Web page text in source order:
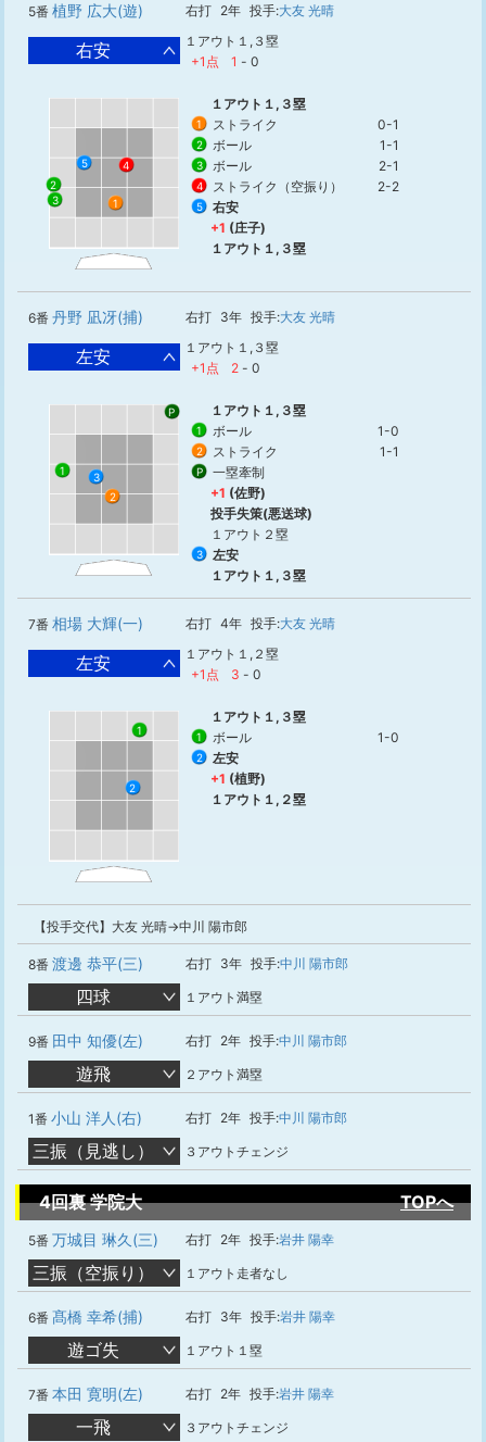
5番 植野 広大(遊) 右打 2年 投手:大友 光晴
右安
１アウト１,３塁
+1点
1 - 0
1
2
3
4
5
１アウト１,３塁
1 ストライク 0-1
2 ボール 1-1
3 ボール 2-1
4 ストライク（空振り） 2-2
5
右安
+1 (庄子)
１アウト１,３塁
6番 丹野 凪冴(捕) 右打 3年 投手:大友 光晴
左安
１アウト１,３塁
+1点
2 - 0
1
2
P
3
１アウト１,３塁
1 ボール 1-0
2 ストライク 1-1
P
一塁牽制
+1 (佐野)
投手失策(悪送球)
１アウト２塁
3
左安
１アウト１,３塁
7番 相場 大輝(一) 右打 4年 投手:大友 光晴
左安
１アウト１,２塁
+1点
3 - 0
1
2
１アウト１,３塁
1 ボール 1-0
2
左安
+1 (植野)
１アウト１,２塁
【投手交代】大友 光晴→中川 陽市郎
8番 渡邊 恭平(三) 右打 3年 投手:中川 陽市郎
四球 １アウト満塁
9番 田中 知優(左) 右打 2年 投手:中川 陽市郎
遊飛 ２アウト満塁
1番 小山 洋人(右) 右打 2年 投手:中川 陽市郎
三振（見逃し） ３アウトチェンジ
4回裏 学院大 TOPへ
5番 万城目 琳久(三) 右打 2年 投手:岩井 陽幸
三振（空振り） １アウト走者なし
6番 髙橋 幸希(捕) 右打 3年 投手:岩井 陽幸
遊ゴ失 １アウト１塁
7番 本田 寛明(左) 右打 2年 投手:岩井 陽幸
一飛 ３アウトチェンジ